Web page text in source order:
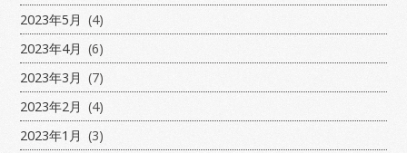
2023年5月 (4)
2023年4月 (6)
2023年3月 (7)
2023年2月 (4)
2023年1月 (3)